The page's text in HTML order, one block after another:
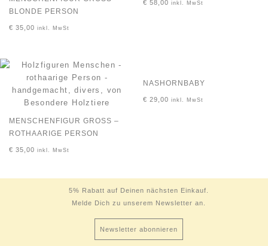
LONDE PERSON
€ 35,00 inkl. MwSt
€ 58,00 inkl. MwSt
MENSCHENFIGUR GROSS – R
OTHAARIGE PERSON
€ 35,00 inkl. MwSt
NASHORNBABY
€ 29,00 inkl. MwSt
5% Rabatt auf Deinen nächsten Einkauf.
Melde Dich zu unserem Newsletter an.
Newsletter abonnieren